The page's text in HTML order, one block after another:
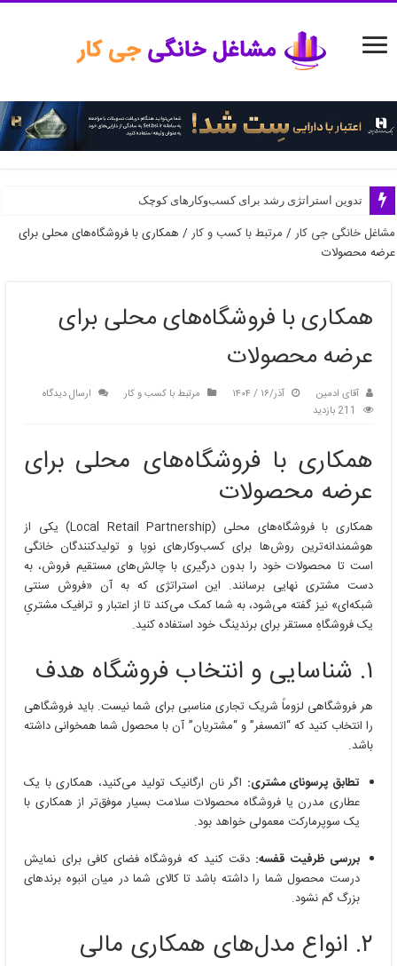
تدوین استراتژی رشد برای کسب‌وکارهای کوچک
مدیریت منابع انسانی در استارتاپ‌ها
مشاغل خانگی جی کار/ مرتبط با کسب و کار/ همکاری با فروشگاه‌های محلی برای
عرضه محصولات
همکاری با فروشگاه‌های محلی برای
عرضه محصولات
آقای ادمین آذر/۱۶ / ۱۴۰۴ مرتبط با کسب و کار
ارسال دیدگاه
211 بازدید
همکاری با فروشگاه‌های محلی برای
عرضه محصولات
همکاری با فروشگاه‌های محلی (Local Retail Partnership) یکی از
هوشمندانه‌ترین روش‌ها برای کسب‌وکارهای نوپا و تولیدکنندگان خانگی
است تا محصولات خود را بدون درگیری با چالش‌های مستقیم فروش، به
دست مشتری نهایی برسانند. این استراتژی که به آن «فروش سنتی
شبکه‌ای» نیز گفته می‌شود، به شما کمک می‌کند تا از اعتبار و ترافیک مشتریِ
یک فروشگاهِ مستقر برای برندینگ خود استفاده کنید.
۱. شناسایی و انتخاب فروشگاه هدف
هر فروشگاهی لزوماً شریک تجاری مناسبی برای شما نیست. باید فروشگاهی
را انتخاب کنید که “اتمسفر” و “مشتریان” آن با محصول شما همخوانی داشته
باشد.
تطابق پرسونای مشتری: اگر نان ارگانیک تولید می‌کنید، همکاری با یک
عطاری مدرن یا فروشگاه محصولات سلامت بسیار موفق‌تر از همکاری با
یک سوپرمارکت معمولی خواهد بود.
بررسی ظرفیت قفسه: دقت کنید که فروشگاه فضای کافی برای نمایش
درست محصول شما را داشته باشد تا کالای شما در میان انبوه برندهای
بزرگ گم نشود.
۲. انواع مدل‌های همکاری مالی